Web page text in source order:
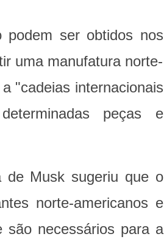
podem ser obtidos nos
uma manufatura norte-
"cadeias internacionais
peças e
de Musk sugeriu que o
norte-americanos e
são necessários para a